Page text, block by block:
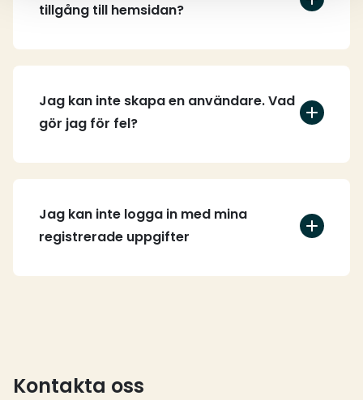
tillgång till hemsidan?
Jag kan inte skapa en användare. Vad
gör jag för fel?
Jag kan inte logga in med mina
registrerade uppgifter
Kontakta oss